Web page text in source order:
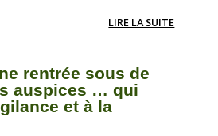
LIRE LA SUITE
rentrée sous de
auspices … qui
et à la